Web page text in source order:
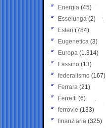
Energia (45)
Esselunga (2)
Esteri (784)
Eugenetica (3)
Europa (1.314)
Fassino (13)
federalismo (167)
Ferrara (21)
Ferretti (6)
ferrovie (133)
finanziaria (325)